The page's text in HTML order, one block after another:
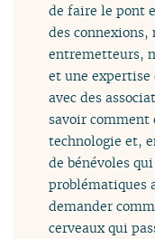
de faire le pont
des connexions,
entremetteurs,
et une expertise
avec des
savoir
technologie et,
de bénévoles
problématiques
demander
cerveaux qui